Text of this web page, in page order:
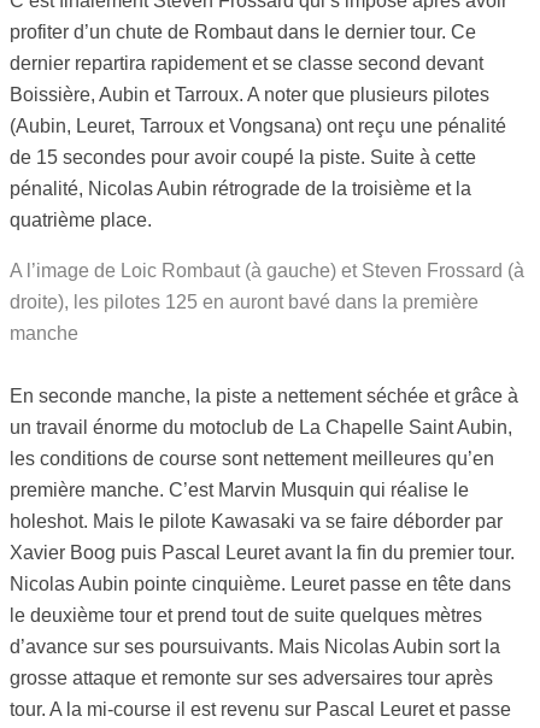
profiter d’un chute de Rombaut dans le dernier tour. Ce
dernier repartira rapidement et se classe second devant
Boissière, Aubin et Tarroux. A noter que plusieurs pilotes
(Aubin, Leuret, Tarroux et Vongsana) ont reçu une pénalité
de 15 secondes pour avoir coupé la piste. Suite à cette
pénalité, Nicolas Aubin rétrograde de la troisième et la
quatrième place.
A l’image de Loic Rombaut (à gauche) et Steven Frossard (à
droite), les pilotes 125 en auront bavé dans la première
manche
En seconde manche, la piste a nettement séchée et grâce à
un travail énorme du motoclub de La Chapelle Saint Aubin,
les conditions de course sont nettement meilleures qu’en
première manche. C’est Marvin Musquin qui réalise le
holeshot. Mais le pilote Kawasaki va se faire déborder par
Xavier Boog puis Pascal Leuret avant la fin du premier tour.
Nicolas Aubin pointe cinquième. Leuret passe en tête dans
le deuxième tour et prend tout de suite quelques mètres
d’avance sur ses poursuivants. Mais Nicolas Aubin sort la
grosse attaque et remonte sur ses adversaires tour après
tour. A la mi-course il est revenu sur Pascal Leuret et passe